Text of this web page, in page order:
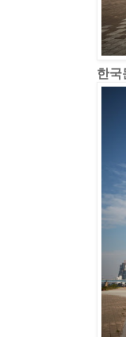
한국